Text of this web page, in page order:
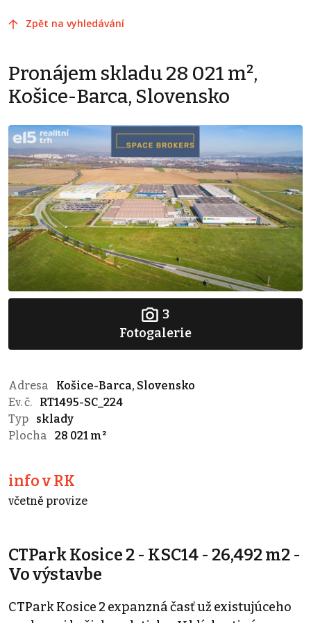
Zpět na vyhledávání
Pronájem skladu 28 021 m²,
Košice-Barca, Slovensko
3
Fotogalerie
Adresa
Košice-Barca, Slovensko
Ev. č.
RT1495-SC_224
Typ
sklady
Plocha
28 021 m²
info v RK
včetně provize
CTPark Kosice 2 - KSC14 - 26,492 m2 -
Vo výstavbe
CTPark Kosice 2 expanzná časť už existujúceho